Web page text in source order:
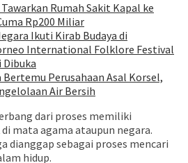
Rumah Sakit Kapal ke
Rp200 Miliar
Ikuti Kirab Budaya di
International Folklore Festival
Dibuka
Perusahaan Asal Korsel,
Air Bersih
dari proses memiliki
mata agama ataupun negara.
dianggap sebagai proses mencari
hidup.